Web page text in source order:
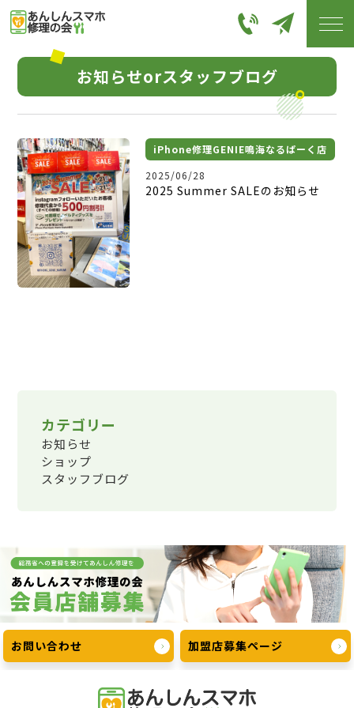
お知らせorスタッフブログ
iPhone修理GENIE鳴海なるぱーく店
2025/06/28
2025 Summer SALEのお知らせ
カテゴリー
お知らせ
ショップ
スタッフブログ
お問い合わせ 加盟店募集ページ